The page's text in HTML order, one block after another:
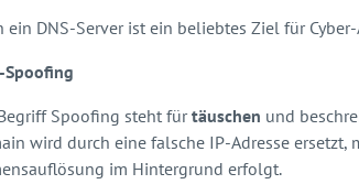
ein DNS-Server ist ein beliebtes Ziel für
Spoofing
Spoofing steht fürtäuschen und
wird durch eine falsche IP-Adresse
im Hintergrund erfolgt.